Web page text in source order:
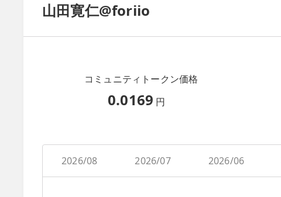
山田寛仁@foriio
コミュニティトークン価格
0.0169 円
2026/08 2026/07 2026/06